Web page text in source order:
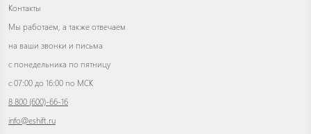
Контакты
Мы работаем, а также отвечаем
на ваши звонки и письма
с понедельника по пятницу
с 07:00 до 16:00 по МСК
8 800 (600)-66-16
info@eshift.ru